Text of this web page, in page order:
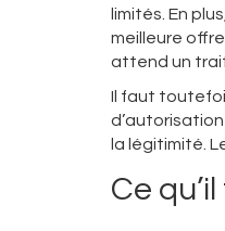
limités. En
meilleure
attend un
Il faut
la légitimité.
Ce